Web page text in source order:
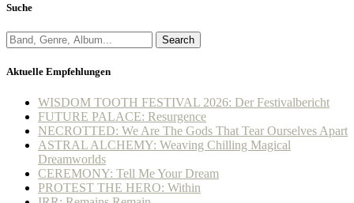
Suche
Search
Aktuelle Empfehlungen
WISDOM TOOTH FESTIVAL 2026: Der Festivalbericht
FUTURE PALACE: Resurgence
NECROTTED: We Are The Gods That Tear Ourselves Apart
ASTRAL ALCHEMY: Weaving Chilling Magical
Dreamworlds
CEREMONY: Tell Me Your Dream
PROTEST THE HERO: Within